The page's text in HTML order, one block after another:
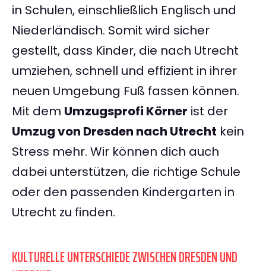
in Schulen, einschließlich Englisch und
Niederländisch. Somit wird sicher
gestellt, dass Kinder, die nach Utrecht
umziehen, schnell und effizient in ihrer
neuen Umgebung Fuß fassen können.
Mit dem Umzugsprofi Körner ist der
Umzug von Dresden nach Utrecht kein
Stress mehr. Wir können dich auch
dabei unterstützen, die richtige Schule
oder den passenden Kindergarten in
Utrecht zu finden.
KULTURELLE UNTERSCHIEDE ZWISCHEN DRESDEN UND